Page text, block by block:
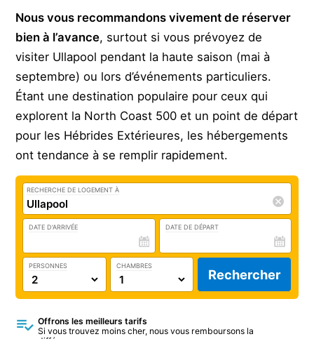
Nous vous recommandons vivement de réserver
bien à l’avance, surtout si vous prévoyez de
visiter Ullapool pendant la haute saison (mai à
septembre) ou lors d’événements particuliers.
Étant une destination populaire pour ceux qui
explorent la North Coast 500 et un point de départ
pour les Hébrides Extérieures, les hébergements
ont tendance à se remplir rapidement.
RECHERCHE DE LOGEMENT À
DATE D'ARRIVÉE DATE DE DÉPART
PERSONNES CHAMBRES
Rechercher
Offrons les meilleurs tarifs
Si vous trouvez moins cher, nous vous remboursons la